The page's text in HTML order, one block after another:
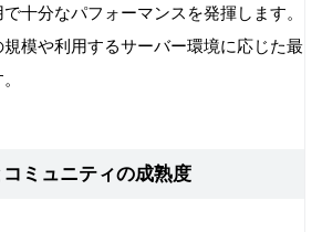
十分なパフォーマンスを発揮します。
模や利用するサーバー環境に応じた最
ミュニティの成熟度